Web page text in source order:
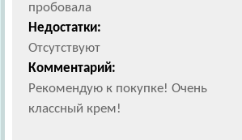
пробовала
Недостатки:
Отсутствуют
Комментарий:
Рекомендую к покупке! Очень
классный крем!